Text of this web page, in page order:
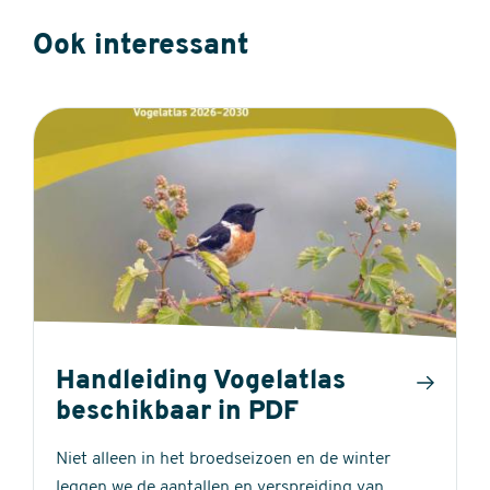
Ook interessant
Handleiding Vogelatlas
beschikbaar in PDF
Niet alleen in het broedseizoen en de winter